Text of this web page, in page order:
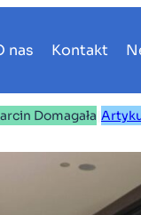
nas Kontakt
Domagała